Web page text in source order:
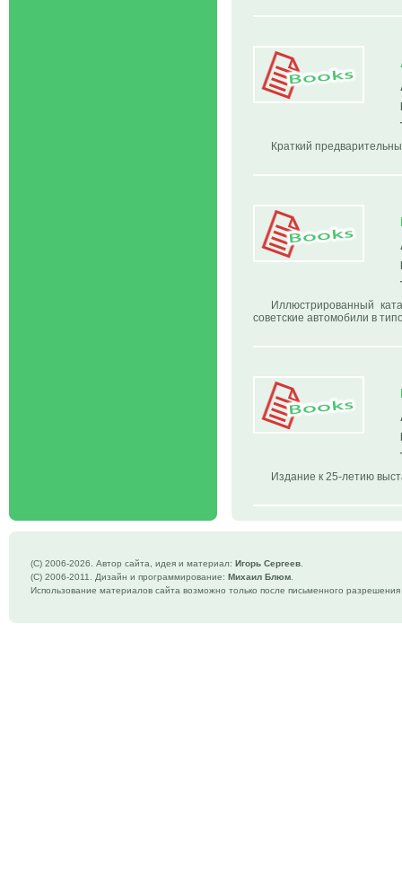
Краткий
Иллюстрированный
советские автомобили в
Издание к 25-летию
(C) 2006-2026. Автор сайта, идея и материал: Игорь Сергеев
(C) 2006-2011. Дизайн и программирование: Михаил Блюм
Использование материалов сайта возможно только после письменного